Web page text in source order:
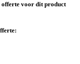
offerte voor dit product